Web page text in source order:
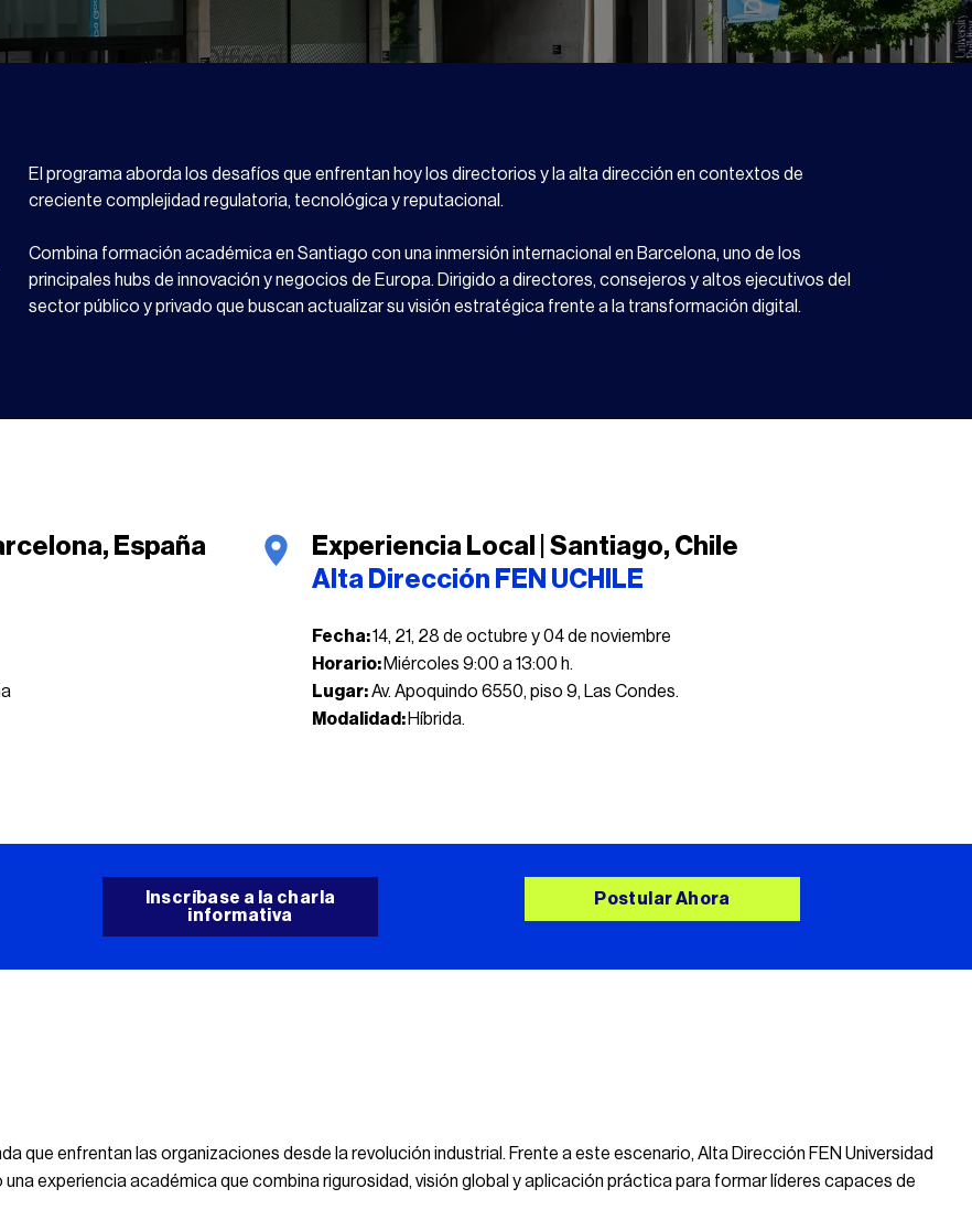
El programa aborda los desafíos que enfrentan hoy los directorios y la alta dirección en contextos de
creciente complejidad regulatoria, tecnológica y reputacional.
Combina formación académica en Santiago con una inmersión internacional en Barcelona, uno de los
principales hubs de innovación y negocios de Europa. Dirigido a directores, consejeros y altos ejecutivos del
sector público y privado que buscan actualizar su visión estratégica frente a la transformación digital.
España
Experiencia Local | Santiago, Chile
Alta Dirección FEN UCHILE
Fecha:14, 21, 28 de octubre y 04 de noviembre
Horario: Miércoles 9:00 a 13:00 h.
Lugar:Av. Apoquindo 6550, piso 9, Las Condes.
Modalidad: Híbrida.
Inscríbase a la charla
informativa
Postular Ahora
que enfrentan las organizaciones desde la revolución industrial. Frente a este escenario, Alta Dirección FEN Universidad
experiencia académica que combina rigurosidad, visión global y aplicación práctica para formar líderes capaces de